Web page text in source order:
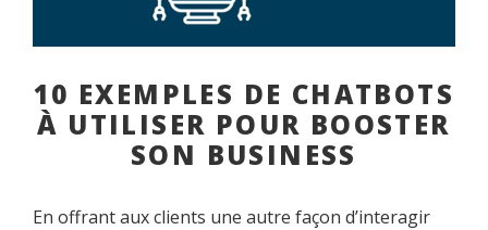
10 EXEMPLES DE CHATBOTS
À UTILISER POUR BOOSTER
SON BUSINESS
En offrant aux clients une autre façon d’interagir